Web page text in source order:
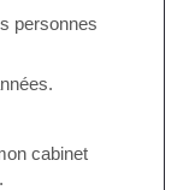
personnes
cabinet